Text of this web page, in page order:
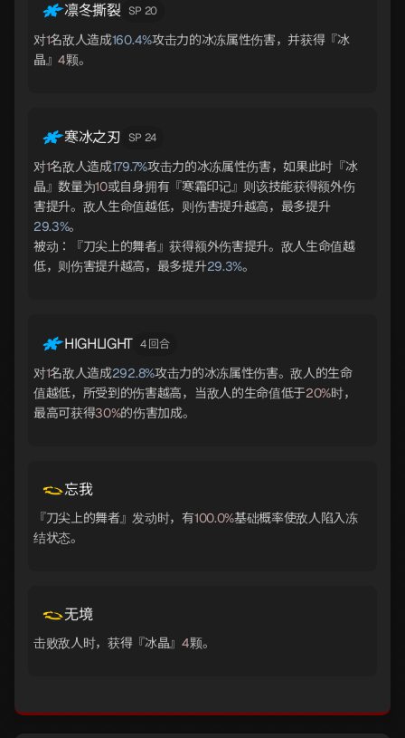
凛冬撕裂 SP 20
对1名敌人造成160.4%攻击力的冰冻属性伤害，并获得『冰
晶』4颗。
寒冰之刃 SP 24
对1名敌人造成179.7%攻击力的冰冻属性伤害，如果此时『冰
晶』数量为10或自身拥有『寒霜印记』则该技能获得额外伤
害提升。敌人生命值越低，则伤害提升越高，最多提升
29.3%。
被动：『刀尖上的舞者』获得额外伤害提升。敌人生命值越
低，则伤害提升越高，最多提升29.3%。
HIGHLIGHT 4 回合
对1名敌人造成292.8%攻击力的冰冻属性伤害。敌人的生命
值越低，所受到的伤害越高，当敌人的生命值低于20%时，
最高可获得30%的伤害加成。
忘我
『刀尖上的舞者』发动时，有100.0%基础概率使敌人陷入冻
结状态。
无境
击败敌人时，获得『冰晶』4颗。